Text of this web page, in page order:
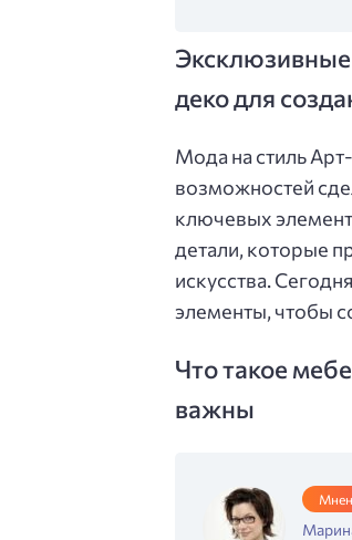
Эксклюзивные
деко для
Мода на стиль
возможностей
ключевых
детали, которые
искусства.
элементы, чтобы
Что такое
важны